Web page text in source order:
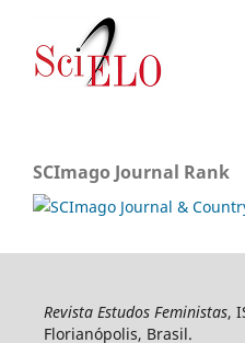
SCImago Journal Rank
Revista Estudos Feministas,
Florianópolis, Brasil.